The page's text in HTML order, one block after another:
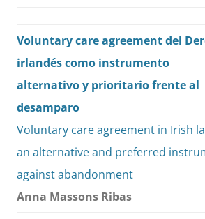
Voluntary care agreement del
irlandés como instrumento
alternativo y prioritario frente al
desamparo
Voluntary care agreement in Irish
an alternative and preferred
against abandonment
Anna Massons Ribas